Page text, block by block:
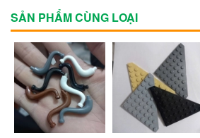
SẢN PHẨM CÙNG LOẠI